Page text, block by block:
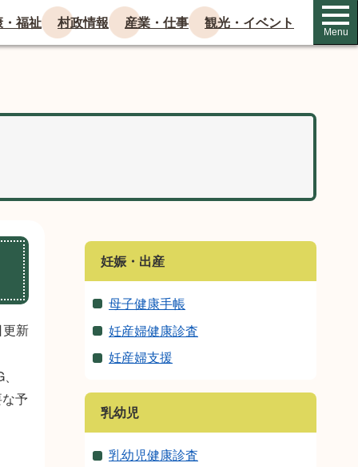
福祉 村政情報 産業・仕事 観光・イベント
Menu
新
予
妊娠・出産
母子健康手帳
妊産婦健康診査
妊産婦支援
乳幼児
乳幼児健康診査